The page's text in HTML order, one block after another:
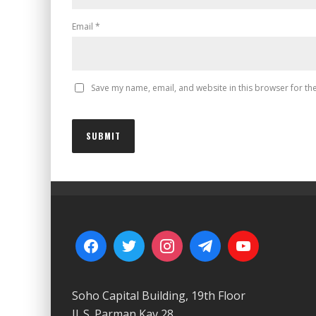
Email *
Save my name, email, and website in this browser for
Soho Capital Building, 19th Floor